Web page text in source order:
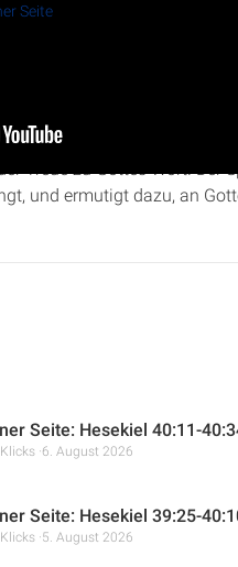
Seite
Gebet in
Treue zu Gottes Wort. Der
und ermutigt dazu, an
Seite: Hesekiel 40:11-
6. August 2026
Seite: Hesekiel 39:25-
5. August 2026